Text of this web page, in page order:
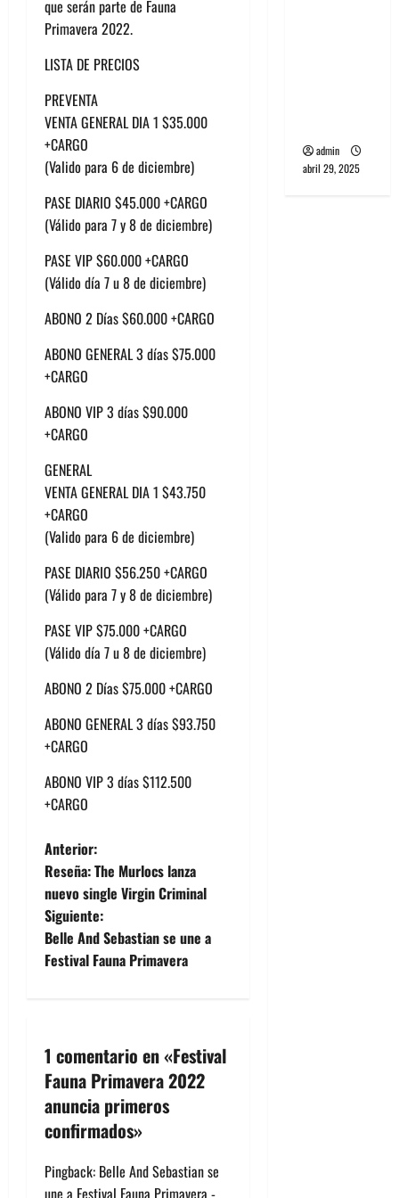
que serán parte de Fauna
Primavera 2022.
LISTA DE PRECIOS
PREVENTA
VENTA GENERAL DIA 1 $35.000
+CARGO
(Valido para 6 de diciembre)
PASE DIARIO $45.000 +CARGO
(Válido para 7 y 8 de diciembre)
PASE VIP $60.000 +CARGO
(Válido día 7 u 8 de diciembre)
ABONO 2 Días $60.000 +CARGO
ABONO GENERAL 3 días $75.000
+CARGO
ABONO VIP 3 días $90.000
+CARGO
GENERAL
VENTA GENERAL DIA 1 $43.750
+CARGO
(Valido para 6 de diciembre)
PASE DIARIO $56.250 +CARGO
(Válido para 7 y 8 de diciembre)
PASE VIP $75.000 +CARGO
(Válido día 7 u 8 de diciembre)
ABONO 2 Días $75.000 +CARGO
ABONO GENERAL 3 días $93.750
+CARGO
ABONO VIP 3 días $112.500
+CARGO
N
a
v
e
a
c
i
Anterior:
Reseña: The Murlocs lanza
nuevo single Virgin Criminal
Siguiente:
Belle And Sebastian se une a
Festival Fauna Primavera
1 comentario en «Festival
Fauna Primavera 2022
anuncia primeros
confirmados»
Pingback: Belle And Sebastian se
une a Festival Fauna Primavera -
admin
abril 29, 2025